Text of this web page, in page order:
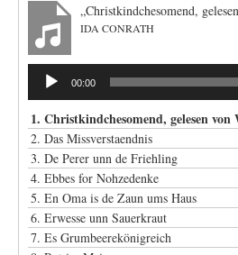
„Christkindchesomend,
IDA CONRATH
Audio-
Player
00:00
1. Christkindchesomend, gelesen von
2. Das Missverstaendnis
3. De Perer unn de Friehling
4. Ebbes for Nohzedenke
5. En Oma is de Zaun ums Haus
6. Erwesse unn Sauerkraut
7. Es Grumbeerekönigreich